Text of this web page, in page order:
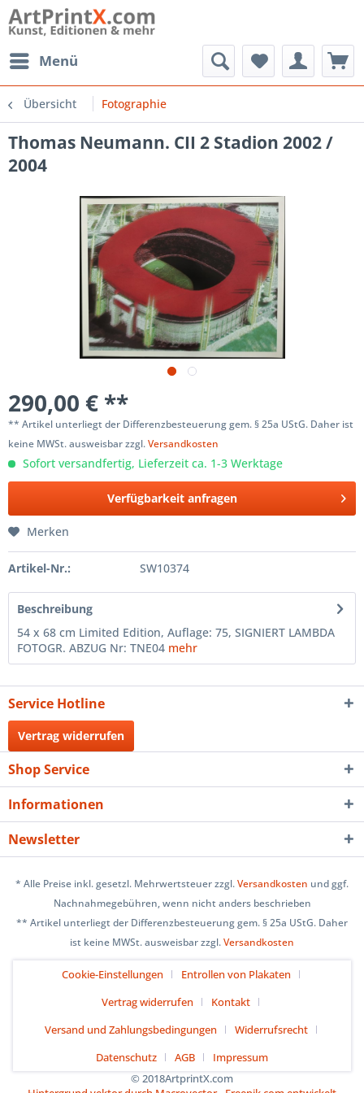
Menü
Übersicht Fotographie
Thomas Neumann. CII 2 Stadion 2002 /
2004
290,00 € **
** Artikel unterliegt der Differenzbesteuerung gem. § 25a UStG. Daher ist
keine MWSt. ausweisbar zzgl.Versandkosten
Sofort versandfertig, Lieferzeit ca. 1-3 Werktage
Verfügbarkeit anfragen
Merken
Artikel-Nr.: SW10374
Beschreibung
54 x 68 cm Limited Edition, Auflage: 75, SIGNIERT LAMBDA
FOTOGR. ABZUG Nr: TNE04 mehr
Service Hotline
Vertrag widerrufen
Shop Service
Informationen
Newsletter
* Alle Preise inkl. gesetzl. Mehrwertsteuer zzgl.Versandkosten und ggf.
Nachnahmegebühren, wenn nicht anders beschrieben
** Artikel unterliegt der Differenzbesteuerung gem. § 25a UStG. Daher
ist keine MWSt. ausweisbar zzgl.Versandkosten
Cookie-Einstellungen
Entrollen von Plakaten
Vertrag widerrufen
Kontakt
Versand und Zahlungsbedingungen
Widerrufsrecht
Datenschutz
AGB
Impressum
© 2018ArtprintX.com